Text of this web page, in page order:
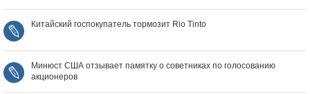
Китайский госпокупатель тормозит Rio Tinto
Минюст США отзывает памятку о советниках по голосованию
акционеров